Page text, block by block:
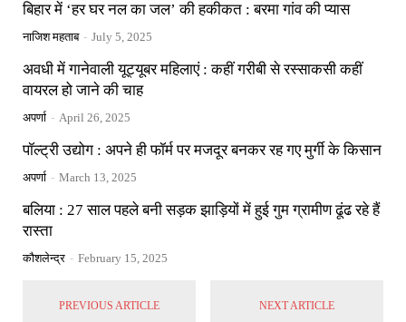
बिहार में ‘हर घर नल का जल’ की हकीकत : बरमा गांव की प्यास
नाजिश महताब - July 5, 2025
अवधी में गानेवाली यूट्यूबर महिलाएं : कहीं गरीबी से रस्साकसी कहीं
वायरल हो जाने की चाह
अपर्णा - April 26, 2025
पॉल्ट्री उद्योग : अपने ही फॉर्म पर मजदूर बनकर रह गए मुर्गी के किसान
अपर्णा - March 13, 2025
बलिया : 27 साल पहले बनी सड़क झाड़ियों में हुई गुम ग्रामीण ढूंढ रहे हैं
रास्ता
कौशलेन्द्र - February 15, 2025
PREVIOUS ARTICLE NEXT ARTICLE